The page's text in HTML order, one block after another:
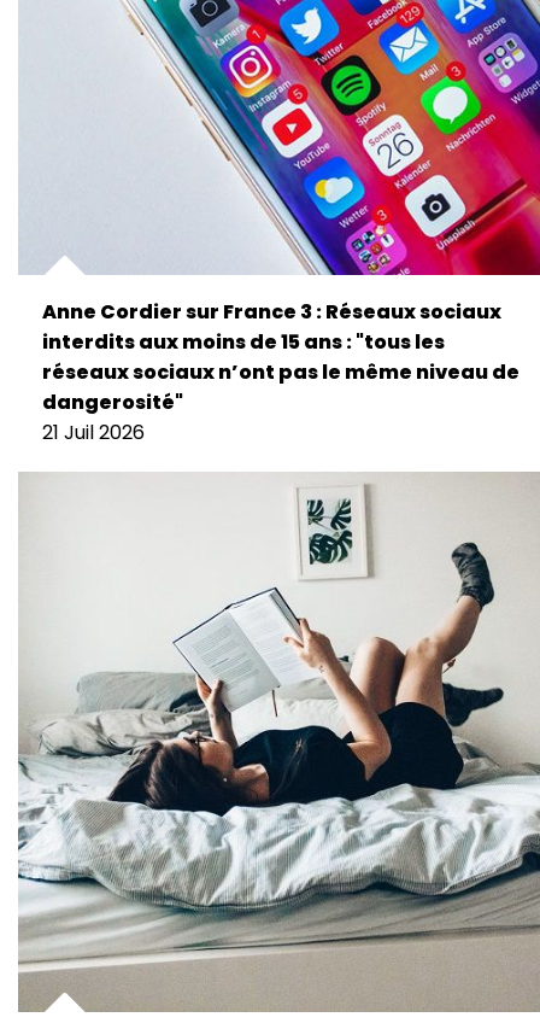
Anne Cordier sur France 3 : Réseaux sociaux
interdits aux moins de 15 ans : "tous les
réseaux sociaux n’ont pas le même niveau de
dangerosité"
21 Juil 2026